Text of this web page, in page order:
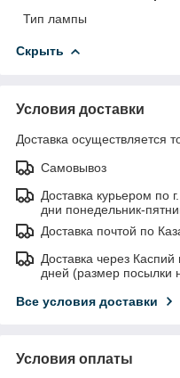
Тип лампы
Скрыть
Условия доставки
Доставка осуществляется
Самовывоз
Доставка курьером по
дни понедельник-
Доставка почтой по
Доставка через
дней (размер посылки
Все условия доставки
Условия оплаты